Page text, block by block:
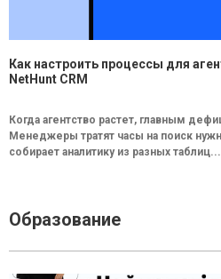
Как настроить процессы для
NetHunt CRM
Когда агентство растет, главным
Менеджеры тратят часы на поиск
собирает аналитику из разных
Образование